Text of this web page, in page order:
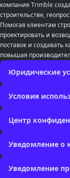
компания Trimble
строительстве,
Помогая клиентам
проектировать и
поставок и создавать
повышая
Юридические
Условия
Центр
Уведомление о
Уведомление